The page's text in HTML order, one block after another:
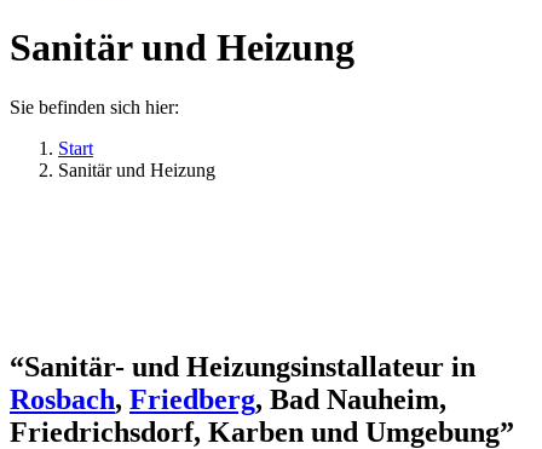
Sanitär und Heizung
Sie befinden sich hier:
Start
Sanitär und Heizung
“Sanitär- und Heizungsinstallateur in
Rosbach, Friedberg, Bad Nauheim,
Friedrichsdorf, Karben und Umgebung”